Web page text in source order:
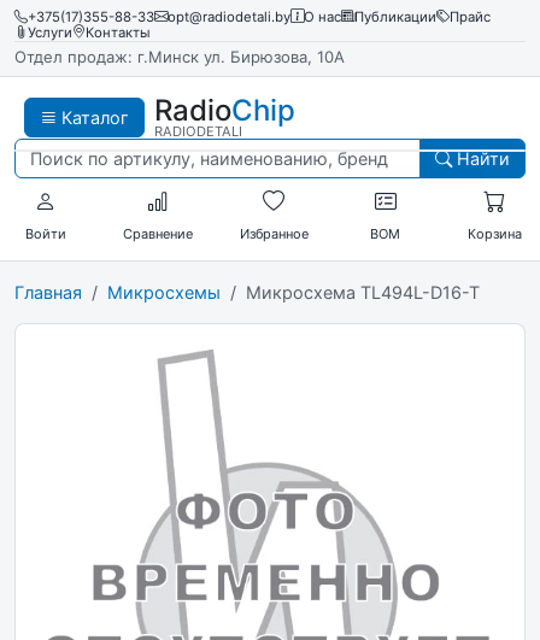
+375(17)355-88-33 opt@radiodetali.by О нас Публикации
Прайс
Услуги
Контакты
Отдел продаж: г.Минск ул. Бирюзова, 10А
Каталог RadioChip
RADIODETALI
Найти
Войти Сравнение Избранное BOM Корзина
Главная Микросхемы Микросхема TL494L-D16-T